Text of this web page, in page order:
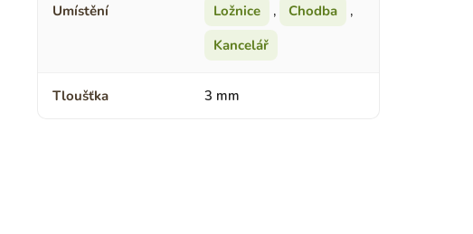
Umístění
Ložnice
, Chodba
,
Kancelář
Tloušťka 3 mm